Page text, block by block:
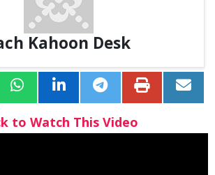
Kahoon Desk
to Watch This Video